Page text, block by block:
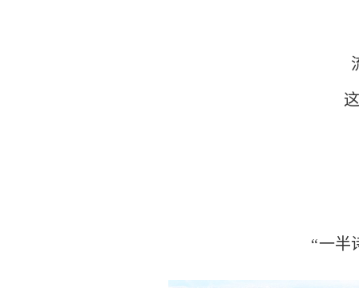
流
这
“一半诗